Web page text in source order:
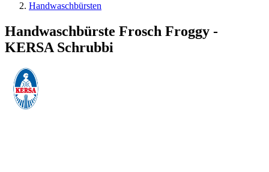
Handwaschbürsten
Handwaschbürste Frosch Froggy -
KERSA Schrubbi